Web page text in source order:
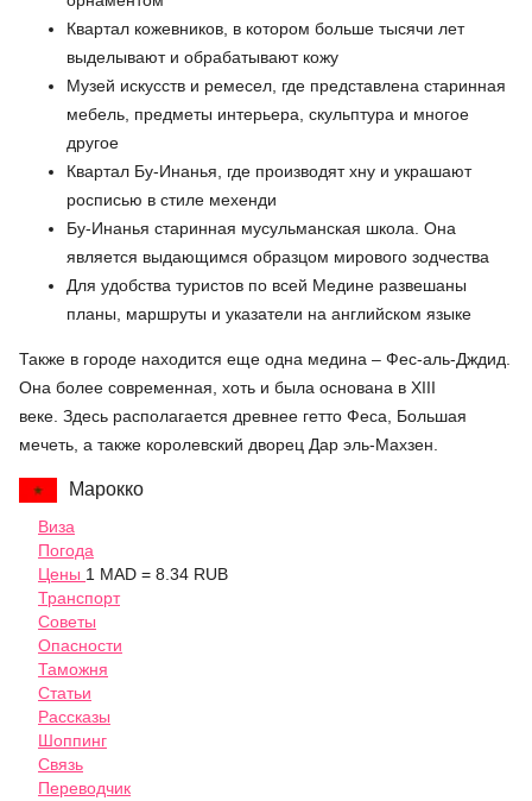
Квартал кожевников, в котором больше тысячи лет
выделывают и обрабатывают кожу
Музей искусств и ремесел, где представлена старинная
мебель, предметы интерьера, скульптура и многое
другое
Квартал Бу-Инанья, где производят хну и украшают
росписью в стиле мехенди
Бу-Инанья старинная мусульманская школа. Она
является выдающимся образцом мирового зодчества
Для удобства туристов по всей Медине развешаны
планы, маршруты и указатели на английском языке
Также в городе находится еще одна медина – Фес-аль-Дждид.
Она более современная, хоть и была основана в XIII
веке. Здесь располагается древнее гетто Феса, Большая
мечеть, а также королевский дворец Дар эль-Махзен.
Марокко
Виза
Погода
Цены 1 MAD = 8.34 RUB
Транспорт
Советы
Опасности
Таможня
Статьи
Рассказы
Шоппинг
Связь
Переводчик